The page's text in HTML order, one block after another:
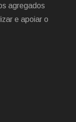
agregados
e apoiar o